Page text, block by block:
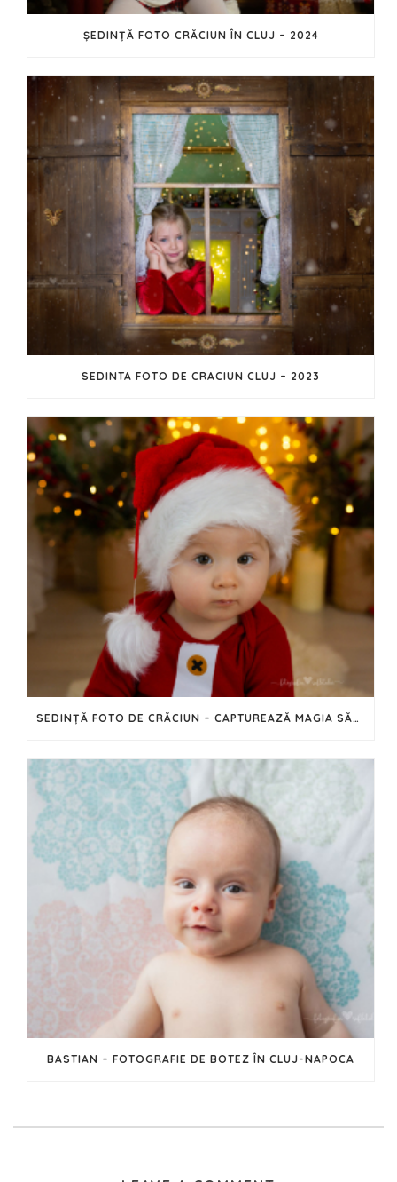
ȘEDINȚĂ FOTO CRĂCIUN ÎN CLUJ – 2024
SEDINTA FOTO DE CRACIUN CLUJ – 2023
SEDINȚĂ FOTO DE CRĂCIUN – CAPTUREAZĂ MAGIA SĂRBĂTORILOR ÎN IMAGINI
BASTIAN – FOTOGRAFIE DE BOTEZ ÎN CLUJ-NAPOCA